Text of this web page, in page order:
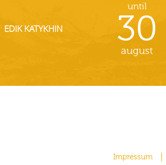
EDIK KATYKHIN
until
30
august
Impressum